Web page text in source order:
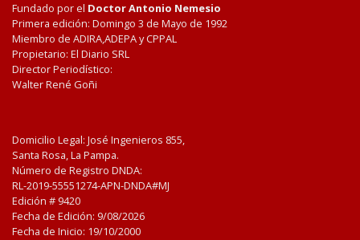
Fundado por el Doctor Antonio Nemesio
Primera edición: Domingo 3 de Mayo de 1992
Miembro de ADIRA,ADEPA y CPPAL
Propietario: El Diario SRL
Director Periodístico:
Walter René Goñi
Domicilio Legal: José Ingenieros 855,
Santa Rosa, La Pampa.
Número de Registro DNDA:
RL-2019-55551274-APN-DNDA#MJ
Edición # 9420
Fecha de Edición: 9/08/2026
Fecha de Inicio: 19/10/2000